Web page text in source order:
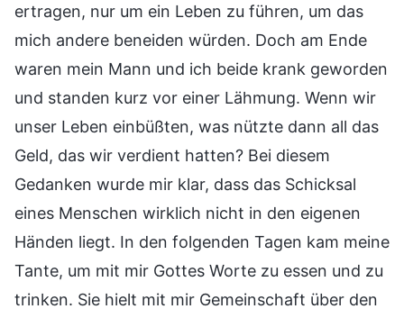
ertragen, nur um ein Leben zu führen, um das
mich andere beneiden würden. Doch am Ende
waren mein Mann und ich beide krank geworden
und standen kurz vor einer Lähmung. Wenn wir
unser Leben einbüßten, was nützte dann all das
Geld, das wir verdient hatten? Bei diesem
Gedanken wurde mir klar, dass das Schicksal
eines Menschen wirklich nicht in den eigenen
Händen liegt. In den folgenden Tagen kam meine
Tante, um mit mir Gottes Worte zu essen und zu
trinken. Sie hielt mit mir Gemeinschaft über den